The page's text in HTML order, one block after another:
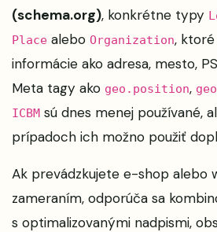
(schema.org), konkrétne typy
Place alebo Organization, ktoré
informácie ako adresa, mesto,
Meta tagy ako geo.position,
ICBM sú dnes menej používané,
prípadoch ich možno použiť
Ak prevádzkujete e-shop alebo
zameraním, odporúča sa
s optimalizovanými nadpismi,